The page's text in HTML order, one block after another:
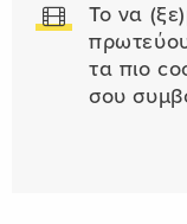
Το να
τα πιο
σου